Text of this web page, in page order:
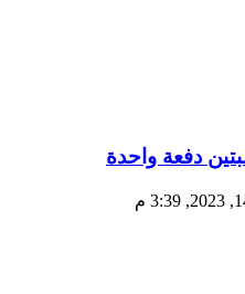
دفعة واحدة